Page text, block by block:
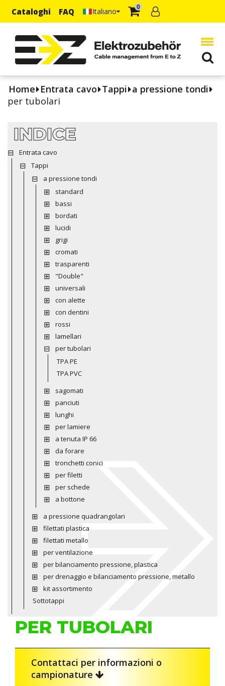
Cataloghi FAQ Italiano 0
Home Entrata cavo Tappi a pressione tondi
per tubolari
INDICE
Entrata cavo
Tappi
a pressione tondi
standard
bassi
bordati
lucidi
grigi
cromati
trasparenti
"Double"
universali
con alette
con dentini
rossi
lamellari
per tubolari
TPA PE
TPA PVC
sagomati
panciuti
lunghi
per lamiere
a tenuta IP 66
da forare
tronchetti conici
per filetti
per schede
a bottone
a pressione quadrangolari
filettati plastica
filettati metallo
per ventilazione
per bilanciamento pressione, plastica
per drenaggio e bilanciamento pressione, metallo
kit assortimento
Sottotappi
PER TUBOLARI
Contattaci per informazioni o
campionature